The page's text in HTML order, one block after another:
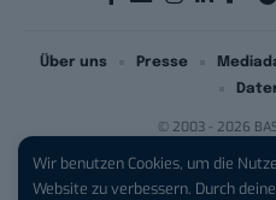
Wir benutzen Cookies, um die
Website zu verbessern. Durch
© 2003 - 2026
Über uns Presse
iPhone 17 Pro sichern: